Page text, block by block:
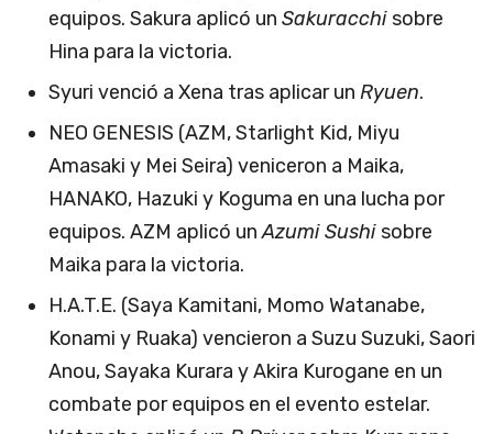
equipos. Sakura aplicó un Sakuracchisobre
Hina para la victoria.
Syuri venció a Xena tras aplicar un Ryuen.
NEO GENESIS (AZM, Starlight Kid, Miyu
Amasaki y Mei Seira) veniceron a Maika,
HANAKO, Hazuki y Koguma en una lucha por
equipos. AZM aplicó unAzumi Sushisobre
Maika para la victoria.
H.A.T.E. (Saya Kamitani, Momo Watanabe,
Konami y Ruaka) vencieron a Suzu Suzuki, Saori
Anou, Sayaka Kurara y Akira Kurogane en un
combate por equipos en el evento estelar.